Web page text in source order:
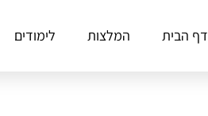
דף הבית המלצות לימודים